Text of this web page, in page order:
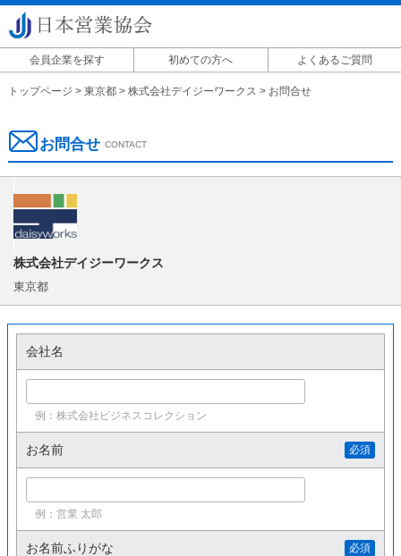
会員企業を探す 初めての方へ
よくあるご質問
掲載に関して
トップページ > 東京都> 株式会社デイジーワークス > お問合せ
お問合せ CONTACT
株式会社デイジーワークス
東京都
会社名
例：株式会社ビジネスコレクション
お名前 必須
例：営業 太郎
お名前ふりがな 必須